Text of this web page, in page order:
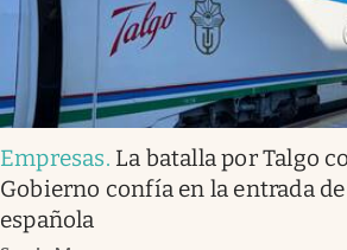
Empresas. La batalla por Talgo
Gobierno confía en la entrada
española